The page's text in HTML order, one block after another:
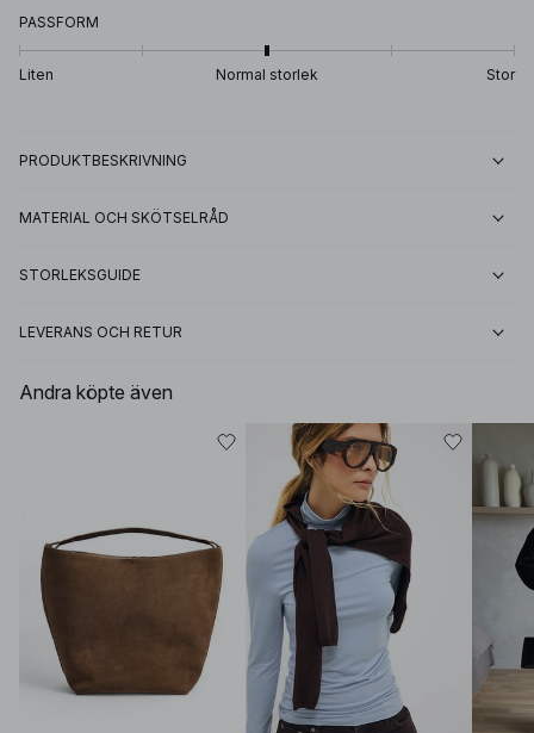
PASSFORM
Liten Normal storlek Stor
PRODUKTBESKRIVNING
MATERIAL OCH SKÖTSELRÅD
STORLEKSGUIDE
LEVERANS OCH RETUR
Andra köpte även